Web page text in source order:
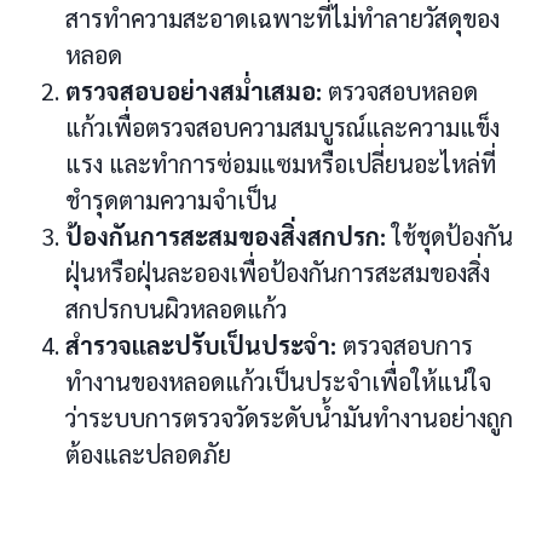
สารทำความสะอาดเฉพาะที่ไม่ทำลายวัสดุของ
หลอด
ตรวจสอบอย่างสม่ำเสมอ: ตรวจสอบหลอด
แก้วเพื่อตรวจสอบความสมบูรณ์และความแข็ง
แรง และทำการซ่อมแซมหรือเปลี่ยนอะไหล่ที่
ชำรุดตามความจำเป็น
ป้องกันการสะสมของสิ่งสกปรก:ใช้ชุดป้องกัน
ฝุ่นหรือฝุ่นละอองเพื่อป้องกันการสะสมของสิ่ง
สกปรกบนผิวหลอดแก้ว
สำรวจและปรับเป็นประจำ: ตรวจสอบการ
ทำงานของหลอดแก้วเป็นประจำเพื่อให้แน่ใจ
ว่าระบบการตรวจวัดระดับน้ำมันทำงานอย่างถูก
ต้องและปลอดภัย